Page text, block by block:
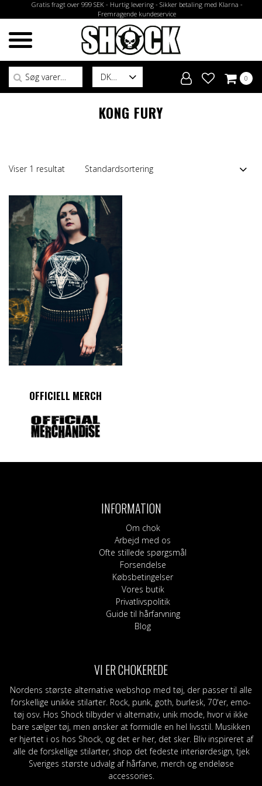
Gratis fragt over 999 SEK - Hurtig levering - Sikker betaling med Klarna -
Fremragende kundeservice
DK
Søg efter:
0
KONG FURY
Viser 1 resultat
OFFICIELL MERCH
INFORMATION
Om chok
Arbejd med os
Ofte stillede spørgsmål
Forsendelse
Købsbetingelser
Vores butik
Privatlivspolitik
Guide til hårfarvning
Blog
VI ER CHOKEREDE
Nordens største alternative webshop med tøj, der passer til alle
forskellige unikke stilarter. Rock, punk, goth, burlesk, 70'er, emo-
tøj osv. Hos Shock tilbyder vi alternativ, unik mode, hvor vi ikke
bare sælger tøj, men ønsker at formidle en hel livsstil. Musikken
er hjertet i os hos Shock, og det er her, det sker. Bliv inspireret af
alle de forskellige stilarter, shop det fedeste interiørdesign, tjek
Sveriges største udvalg af hårfarve, merch og endeløse
accessories.